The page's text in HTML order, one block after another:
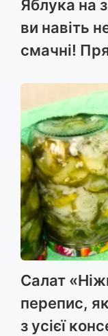
Яблука на
ви навіть
смачні!
Салат
перепис,
з усієї